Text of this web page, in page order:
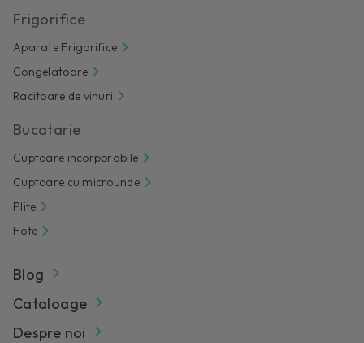
Frigorifice
Aparate Frigorifice
Congelatoare
Racitoare de vinuri
Bucatarie
Cuptoare incorporabile
Cuptoare cu microunde
Plite
Hote
Blog
Cataloage
Despre noi